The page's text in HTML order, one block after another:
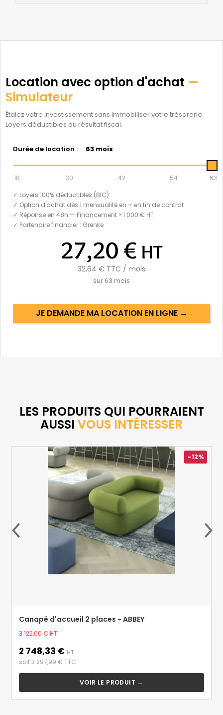
Location avec option d'achat —
Simulateur
Étalez votre investissement sans immobiliser votre trésorerie.
Loyers déductibles du résultat fiscal.
Durée de location : 63 mois
18 30 42 54
63
✓ Loyers 100% déductibles (BIC)
✓ Option d'achat dès 1 mensualité en + en fin de contrat
✓ Réponse en 48h — Financement > 1 000 € HT
✓ Partenaire financier : Grenke
27,20 € HT
32,64 € TTC / mois
sur 63 mois
JE DEMANDE MA LOCATION EN LIGNE →
LES PRODUITS QUI POURRAIENT
AUSSI VOUS INTÉRESSER
-12%
Canapé d'accueil 2 places - ABBEY
Prix
base
3 122,00 €HT
Prix
2 748,33 € HT
soit 3 297,99 € TTC
VOIR LE PRODUIT →